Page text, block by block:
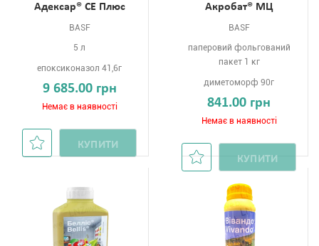
Адексар® СЕ Плюс
BASF
5 л
епоксиконазол 41,6г
9 685.00 грн
Немає в наявності
КУПИТИ
Акробат® МЦ
BASF
паперовий фольгований
пакет 1 кг
диметоморф 90г
841.00 грн
Немає в наявності
КУПИТИ